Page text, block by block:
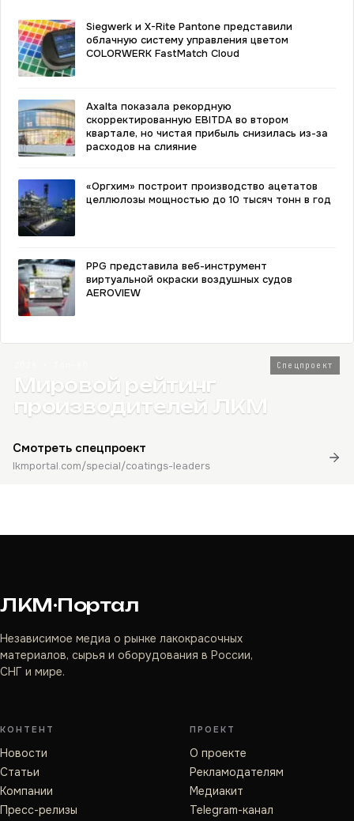
Siegwerk и X-Rite Pantone представили
облачную систему управления цветом
COLORWERK FastMatch Cloud
Axalta показала рекордную
скорректированную EBITDA во втором
квартале, но чистая прибыль снизилась из-за
расходов на слияние
«Оргхим» построит производство ацетатов
целлюлозы мощностью до 10 тысяч тонн в год
PPG представила веб-инструмент
виртуальной окраски воздушных судов
AEROVIEW
Спецпроект
Мировой рейтинг
производителей ЛКМ
Смотреть спецпроект
lkmportal.com/special/coatings-leaders
ЛКМ·Портал
Независимое медиа о рынке лакокрасочных
материалов, сырья и оборудования в России,
СНГ и мире.
КОНТЕНТ
Новости
Статьи
Компании
Пресс-релизы
ПРОЕКТ
О проекте
Рекламодателям
Медиакит
Telegram-канал